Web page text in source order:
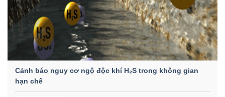
Cảnh báo nguy cơ ngộ độc khí H₂S trong không gian
hạn chế